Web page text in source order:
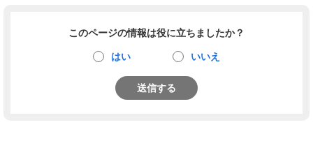
このページの情報は役に立ちましたか？
はい いいえ
送信する